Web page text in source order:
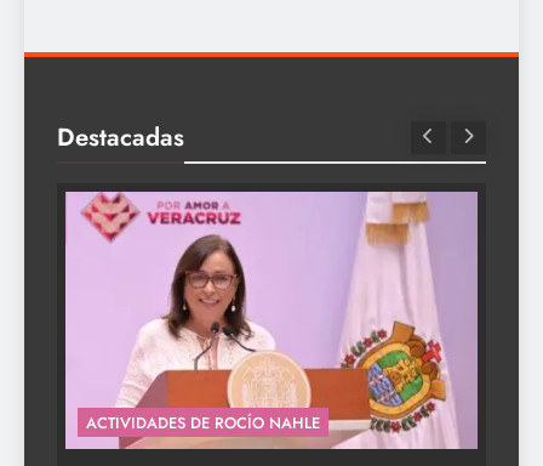
Destacadas
ACTIVIDADES DE ROCÍO NAHLE